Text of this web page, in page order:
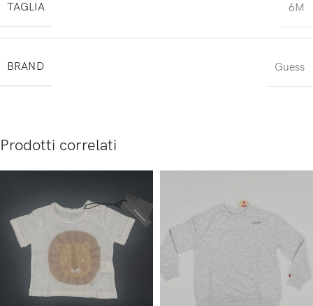
TAGLIA
6M
BRAND Guess
Prodotti correlati